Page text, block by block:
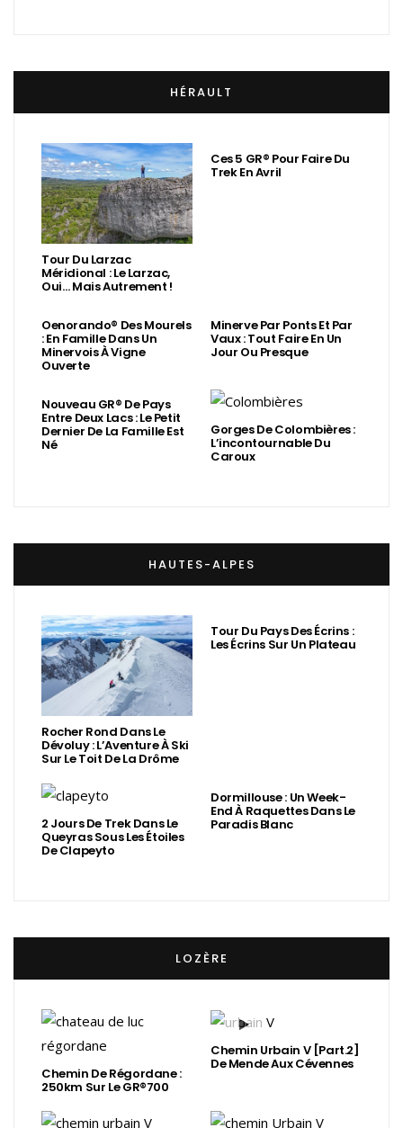
HÉRAULT
Tour Du Larzac
Méridional : Le Larzac,
Oui… Mais Autrement !
Ces 5 GR® Pour Faire Du
Trek En Avril
Oenorando® Des Mourels
: En Famille Dans Un
Minervois À Vigne
Ouverte
Minerve Par Ponts Et Par
Vaux : Tout Faire En Un
Jour Ou Presque
Nouveau GR® De Pays
Entre Deux Lacs : Le Petit
Dernier De La Famille Est
Né
Gorges De Colombières :
L’incontournable Du
Caroux
HAUTES-ALPES
Rocher Rond Dans Le
Dévoluy : L’Aventure À Ski
Sur Le Toit De La Drôme
Tour Du Pays Des Écrins :
Les Écrins Sur Un Plateau
2 Jours De Trek Dans Le
Queyras Sous Les Étoiles
De Clapeyto
Dormillouse : Un Week-
End À Raquettes Dans Le
Paradis Blanc
LOZÈRE
Chemin De Régordane :
250km Sur Le GR®700
Chemin Urbain V [Part.2]
De Mende Aux Cévennes